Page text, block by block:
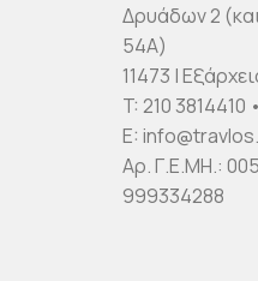
Δρυάδων 2
54Α)
11473 |
T: 210 3814410
E:
Αρ. Γ.Ε.ΜΗ.:
999334288